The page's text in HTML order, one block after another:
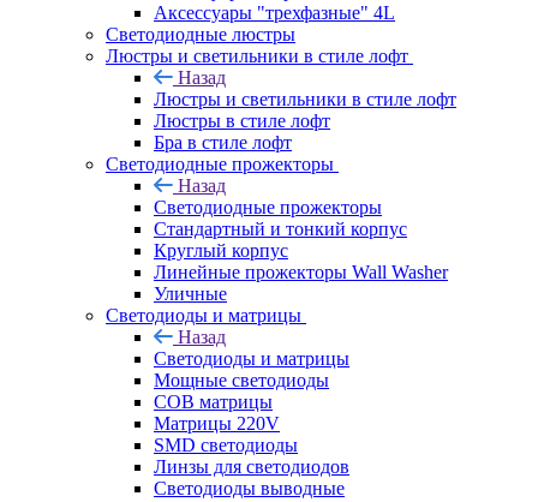
Аксессуары "трехфазные" 4L
Светодиодные люстры
Люстры и светильники в стиле лофт
Назад
Люстры и светильники в стиле лофт
Люстры в стиле лофт
Бра в стиле лофт
Светодиодные прожекторы
Назад
Светодиодные прожекторы
Стандартный и тонкий корпус
Круглый корпус
Линейные прожекторы Wall Washer
Уличные
Светодиоды и матрицы
Назад
Светодиоды и матрицы
Мощные светодиоды
COB матрицы
Матрицы 220V
SMD светодиоды
Линзы для светодиодов
Светодиоды выводные